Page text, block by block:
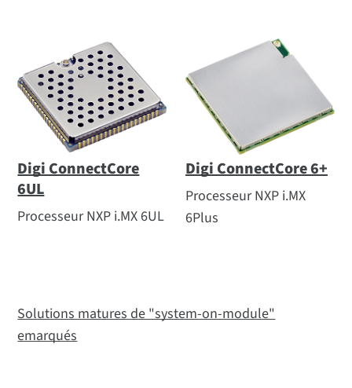
Digi ConnectCore
6UL
Processeur NXP i.MX 6UL
Digi ConnectCore 6+
Processeur NXP i.MX
6Plus
Solutions matures de "system-on-module"
emarqués